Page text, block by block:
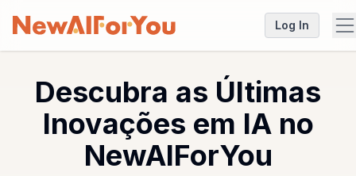
Log In
Descubra as Últimas
Inovações em IA no
NewAIForYou